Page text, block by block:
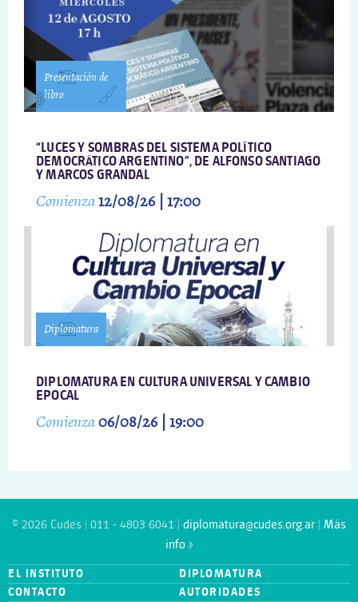
Presentación de
libro
“LUCES Y SOMBRAS DEL SISTEMA POLÍTICO
DEMOCRÁTICO ARGENTINO”, DE ALFONSO SANTIAGO
Y MARCOS GRANDAL
Comienza12/08/26 | 17:00
Diplomatura
DIPLOMATURA EN CULTURA UNIVERSAL Y CAMBIO
EPOCAL
Comienza06/08/26 | 19:00
© 2026 Cudes | 011 - 4803 6041 | diplomatura@cudes.org.ar
Más
info »
EL INSTITUTO
DIPLOMATURA
CONTACTO
AUTORIDADES